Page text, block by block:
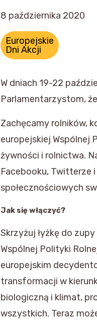
8 października 2020
Europejskie
Dni Akcji
W dniach 19-22
Parlamentarzystom,
Zachęcamy rolników,
europejskiej Wspólnej
żywności i rolnictwa.
Facebooku, Twitterze
społecznościowych
Jak się włączyć?
Skrzyżuj łyżkę do
Wspólnej Polityki
europejskim
transformacji w
biologiczną i klimat,
wszystkich. Teraz